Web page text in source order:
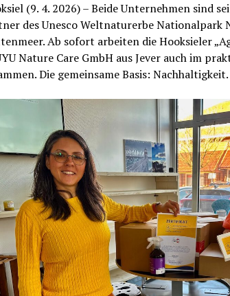
(9. 4. 2026) – Beide Unternehmen sind
des Unesco Weltnaturerbe Nationalpark
Ab sofort arbeiten die Hooksieler
Nature Care GmbH aus Jever auch im
Die gemeinsame Basis: Nachhaltigkeit.